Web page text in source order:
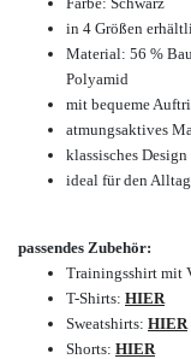
in 4 Größen
Material: 56 %
Polyamid
mit bequeme
atmungsaktives
klassisches Design
ideal für den
passendes Zubehör:
Trainingsshirt mit
T-Shirts: HIER
Sweatshirts: HIER
Shorts: HIER